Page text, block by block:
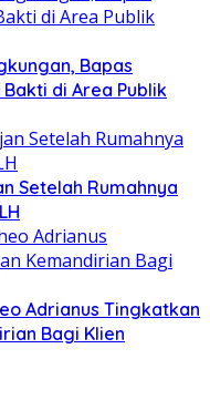
Bapas
di Area Publik
Setelah Rumahnya
Adrianus Tingkatkan
Bagi Klien